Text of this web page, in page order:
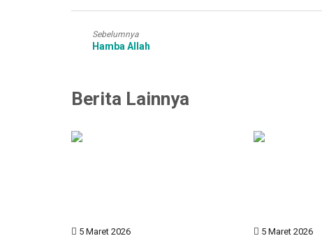
Sebelumnya
Hamba Allah
Berita Lainnya
5 Maret 2026 5 Maret 2026